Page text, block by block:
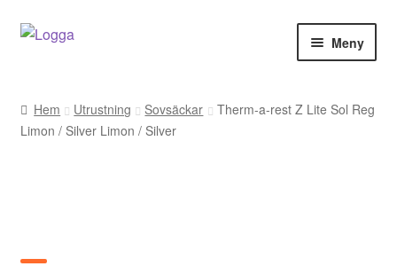
Hoppa
Hoppa
Meny
Kontakt
Hem Utrustning Sovsäckar
Therm-a-rest Z Lite Sol Reg
Limon / Silver Limon / Silver